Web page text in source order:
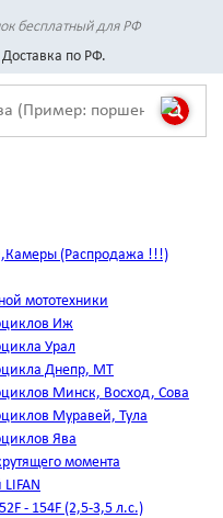
бесплатный для РФ
по РФ.
(Распродажа !!!)
мототехники
Иж
Урал
Днепр, МТ
Минск, Восход, Сова
Муравей, Тула
Ява
момента
- 154F (2,5-3,5 л.с.)